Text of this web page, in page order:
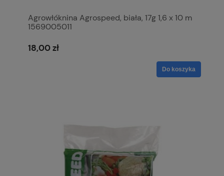
Agrowłóknina Agrospeed, biała, 17g 1,6 x 10 m
1569005011
18,00 zł
Do koszyka